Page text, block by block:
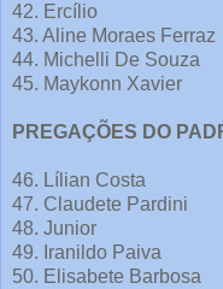
42. Ercílio
43. Aline Moraes Ferraz
44. Michelli De Souza
45. Maykonn Xavier
PREGAÇÕES DO
46. Lílian Costa
47. Claudete Pardini
48. Junior
49. Iranildo Paiva
50. Elisabete Barbosa